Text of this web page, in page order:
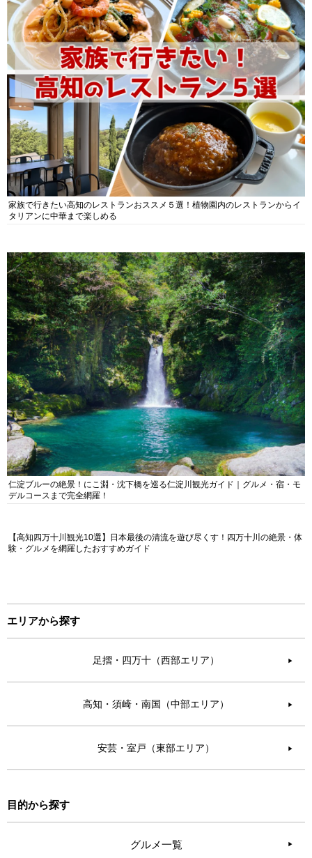
家族で行きたい高知のレストランおススメ５選！植物園内のレストランからイ
タリアンに中華まで楽しめる
仁淀ブルーの絶景！にこ淵・沈下橋を巡る仁淀川観光ガイド｜グルメ・宿・モ
デルコースまで完全網羅！
【高知四万十川観光10選】日本最後の清流を遊び尽くす！四万十川の絶景・体
験・グルメを網羅したおすすめガイド
エリアから探す
足摺・四万十（西部エリア） ▶︎
高知・須崎・南国（中部エリア） ▶︎
安芸・室戸（東部エリア） ▶︎
目的から探す
グルメ一覧